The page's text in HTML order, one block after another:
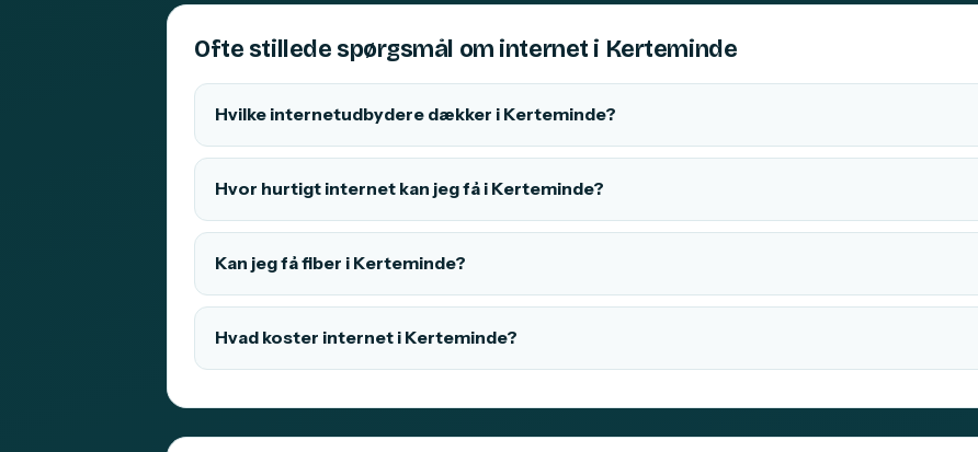
Ofte stillede spørgsmål om internet i Kerteminde
Hvilke internetudbydere dækker i Kerteminde?
Hvor hurtigt internet kan jeg få i Kerteminde?
Kan jeg få fiber i Kerteminde?
Hvad koster internet i Kerteminde?